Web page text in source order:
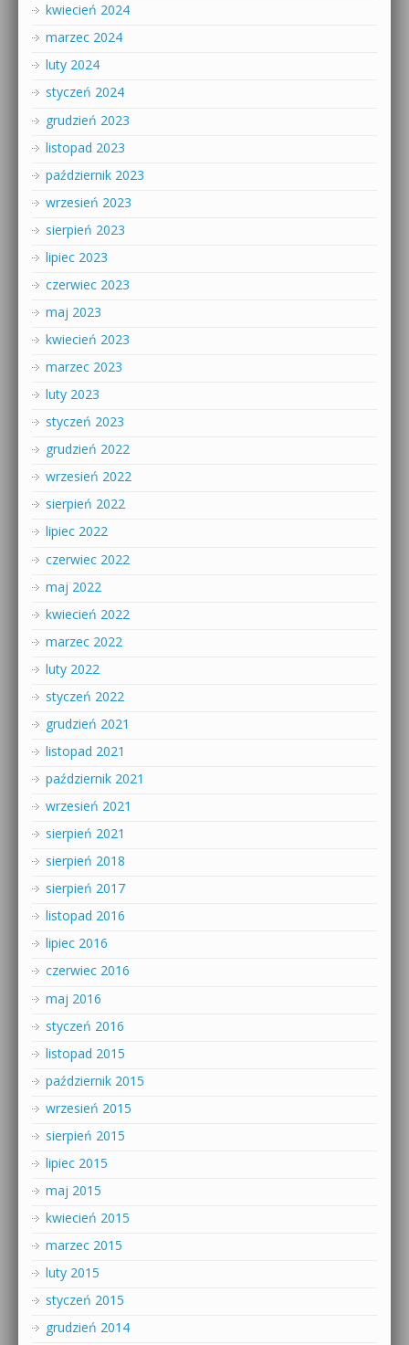
kwiecień 2024
marzec 2024
luty 2024
styczeń 2024
grudzień 2023
listopad 2023
październik 2023
wrzesień 2023
sierpień 2023
lipiec 2023
czerwiec 2023
maj 2023
kwiecień 2023
marzec 2023
luty 2023
styczeń 2023
grudzień 2022
wrzesień 2022
sierpień 2022
lipiec 2022
czerwiec 2022
maj 2022
kwiecień 2022
marzec 2022
luty 2022
styczeń 2022
grudzień 2021
listopad 2021
październik 2021
wrzesień 2021
sierpień 2021
sierpień 2018
sierpień 2017
listopad 2016
lipiec 2016
czerwiec 2016
maj 2016
styczeń 2016
listopad 2015
październik 2015
wrzesień 2015
sierpień 2015
lipiec 2015
maj 2015
kwiecień 2015
marzec 2015
luty 2015
styczeń 2015
grudzień 2014